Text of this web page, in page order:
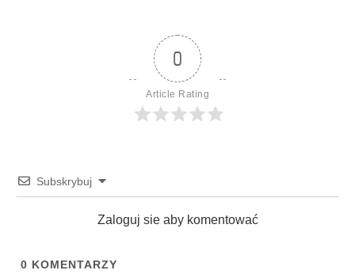
0
Article Rating
Subskrybuj
Zaloguj sie aby komentować
0 KOMENTARZY